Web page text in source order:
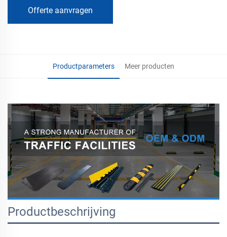
Offerte aanvragen
Productparameters Meer producten
Productbeschrijving